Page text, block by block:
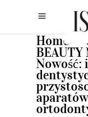
Home
BEAUTY
Nowość:
aparatów